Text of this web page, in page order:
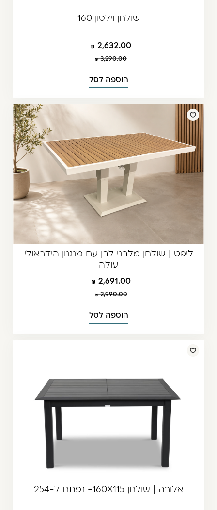
שולחן וילסון 160
2,632.00
3,290.00
הוספה לסל
ליפט | שולחן מלבני לבן עם מנגנון הידראולי
עולה
2,691.00
2,990.00
הוספה לסל
אלורה | שולחן 160X115- נפתח ל-254